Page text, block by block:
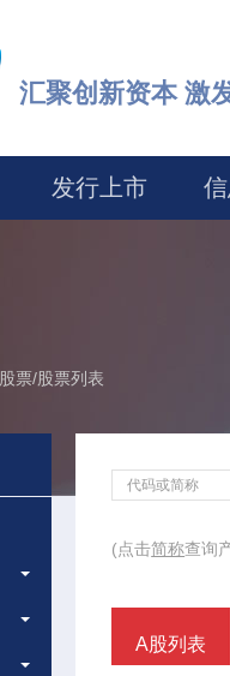
汇聚创新资本 激
发行上市
股票/股票列表
码
简
称
(点击简称查询
A股列表